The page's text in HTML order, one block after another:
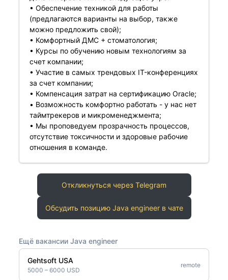
• Обеспечение техникой для работы
(предлагаются варианты на выбор, также
можно предложить свой);
• Комфортный ДМС + стоматология;
• Курсы по обучению новым технологиям за
счет компании;
• Участие в самых трендовых IT-конференциях
за счет компании;
• Компенсация затрат на сертификацию Oracle;
• Возможность комфортно работать - у нас нет
таймтрекеров и микроменеджмента;
• Мы проповедуем прозрачность процессов,
отсутствие токсичности и здоровые рабочие
отношения в команде.
Откликнуться через Telegram
Обсудить позицию Java engineer в чате
Ещё вакансии Java engineer
Gehtsoft USA
5000 – 6000 USD
remote